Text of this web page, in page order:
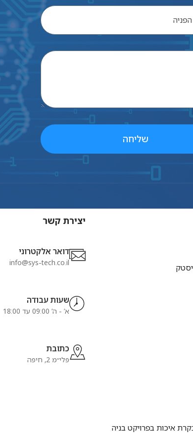
שליחה
איכות בפרויקט בניה
יצירת קשר
דואר אלקטרוני
info@sys-tech.co.il
שעות עבודה
א’ - ה’ 09:00 עד 18:00
כתובת
פלי״מ 2, חיפה
אישית.